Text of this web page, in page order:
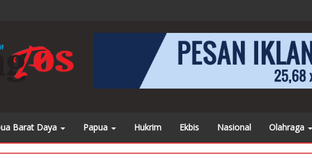
Barat Daya Papua Hukrim Ekbis Nasional Olahraga